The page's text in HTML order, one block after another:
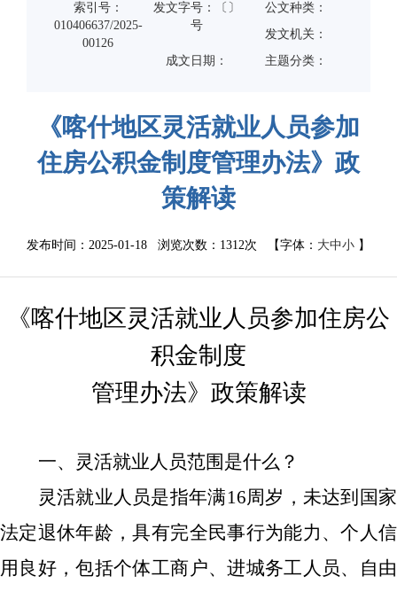
索引号：
010406637/2025-
00126
发文字号：〔〕
号
公文种类：
发文机关：
成文日期：
主题分类：
《喀什地区灵活就业人员参加
住房公积金制度管理办法》政
策解读
发布时间：2025-01-18 浏览次数： 1312次 【字体： 大中小 】
《喀什地区灵活就业人员参加住房公
积金制度
管理办法》 政策解读
一、 灵活就业人员范围是什么？
灵活就业人员是指年满16周岁，未达到国家
法定退休年龄，具有完全民事行为能力、个人信
用良好 ，包括个体工商户、进城务工人员、自由